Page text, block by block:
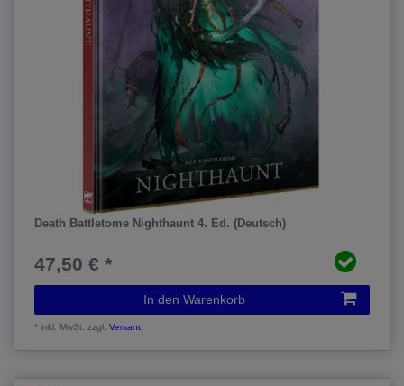
Death Battletome Nighthaunt 4. Ed. (Deutsch)
47,50 € *
In den Warenkorb
*inkl. MwSt. zzgl.Versand